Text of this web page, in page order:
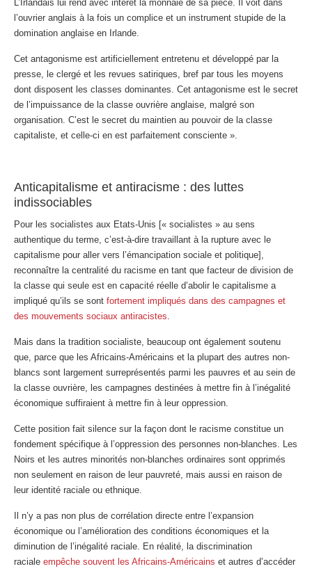
L’Irlandais lui rend avec intérêt la monnaie de sa pièce. Il voit dans
l’ouvrier anglais à la fois un complice et un instrument stupide de la
domination anglaise en Irlande.
Cet antagonisme est artificiellement entretenu et développé par la
presse, le clergé et les revues satiriques, bref par tous les moyens
dont disposent les classes dominantes. Cet antagonisme est le secret
de l’impuissance de la classe ouvrière anglaise, malgré son
organisation. C’est le secret du maintien au pouvoir de la classe
capitaliste, et celle-ci en est parfaitement consciente ».
Anticapitalisme et antiracisme : des luttes
indissociables
Pour les socialistes aux Etats-Unis [« socialistes » au sens
authentique du terme, c’est-à-dire travaillant à la rupture avec le
capitalisme pour aller vers l’émancipation sociale et politique],
reconnaître la centralité du racisme en tant que facteur de division de
la classe qui seule est en capacité réelle d’abolir le capitalisme a
impliqué qu’ils se sont fortement impliqués dans des campagnes et
des mouvements sociaux antiracistes.
Mais dans la tradition socialiste, beaucoup ont également soutenu
que, parce que les Africains-Américains et la plupart des autres non-
blancs sont largement surreprésentés parmi les pauvres et au sein de
la classe ouvrière, les campagnes destinées à mettre fin à l’inégalité
économique suffiraient à mettre fin à leur oppression.
Cette position fait silence sur la façon dont le racisme constitue un
fondement spécifique à l’oppression des personnes non-blanches. Les
Noirs et les autres minorités non-blanches ordinaires sont opprimés
non seulement en raison de leur pauvreté, mais aussi en raison de
leur identité raciale ou ethnique.
Il n’y a pas non plus de corrélation directe entre l’expansion
économique ou l’amélioration des conditions économiques et la
diminution de l’inégalité raciale. En réalité, la discrimination
raciale empêche souvent les Africains-Américains et autres d’accéder